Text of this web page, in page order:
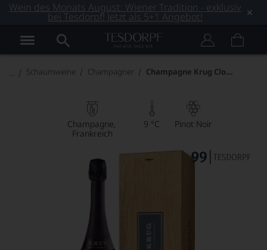
Wein des Monats August: Wiener Tradition - exklusiv
bei Tesdorpf! Jetzt als 5+1 Angebot!
Schaumweine Champagner Champagne Krug Clos d'Ambonnay
Champagne
Frankreich
9 °C Pinot Noir